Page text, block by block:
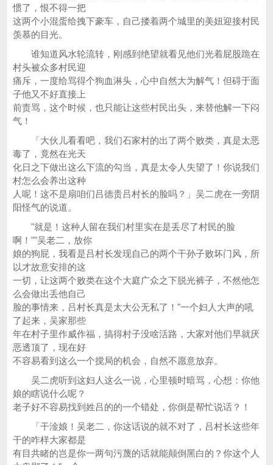
惯了，恨不得一把
这两个小混蛋给拽下豪车，自己搂着两个城里的美妞迎接村民
羡慕的目光。
谁知道风水轮流转，刚感到绝望就看见他们光着屁股跪在
村头被众多村民迎
痛斥，一度给骂得个狗血淋头，心中自然大为解气！但碍于面
子他又不好直接上
前责骂，这个时候，也只能让这些村民出头，来替他解一下闷
气！
「大伙儿看看吧，我们石家村的出了两个败类，真是太恶
毒了，竟然在光天
化日之下做出这么下流的勾当，真是太令人失望了！你说我们
村怎么会养出这种
人呢！这不是扇咱们吕德贵吕村长的脸吗？」吴二虎在一旁阴
阳怪气的说道。
"就是！这种人留在我们村里实在是丢尽了村民的脸
啊！""吴老二，放你
娘的狗屁，我看是吕村长发现自己的两个干孙子败坏门风，所
以才故意安排的这
一切，让这两个败类在这个大庭广众之下脱光裤子，不然他怎
么会做出丢他自己
脸的事情来，吕村长真是太大公无私了！"一个妇人大声的吼
了起来，吴家那些
年在村子里作威作福，搞得村子没啥活路，大家对他们早就厌
恶透顶了，现在好
不容易看到这么一个搅局的机会，自然不愿意放弃。
吴二虎听到这妇人这么一说，心里顿时暗骂，心想：你他
娘的瞎说什么呢？
老子好不容易找到姓吕的的一个错处，你倒是帮忙说话？！
「干淦娘！吴老二，你这话说的就不对了，吕村长这些年
干的咋样大家都是
有目共睹的岂是你一两句污蔑的话就能颠倒黑白的？你这个人